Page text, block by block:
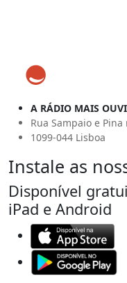
A RÁDIO MAIS
Rua Sampaio e Pina
1099-044 Lisboa
Instale as
Disponível
iPad e Android